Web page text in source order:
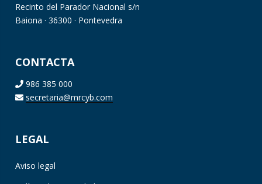
Recinto del Parador Nacional s/n
Baiona · 36300 · Pontevedra
CONTACTA
986 385 000
secretaria@mrcyb.com
LEGAL
Aviso legal